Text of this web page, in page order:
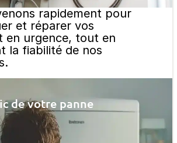
rapidement pour
et réparer vos
en urgence, tout en
la fiabilité de nos
de votre panne